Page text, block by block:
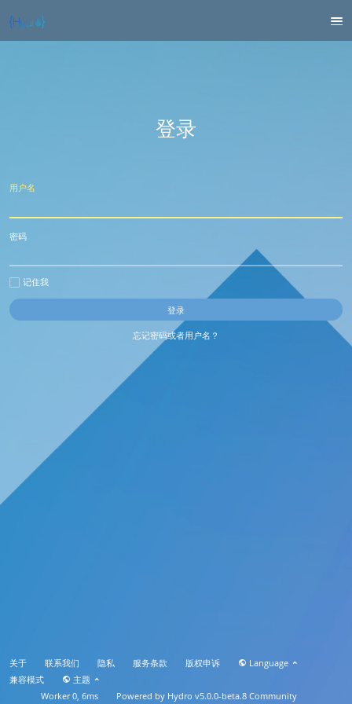
登录
用户名
密码
记住我
忘记密码或者用户名？
关于 联系我们 隐私 服务条款 版权申诉
Language
兼容模式
主题
Worker 0, 6ms
Powered by Hydro v5.0.0-beta.8 Community